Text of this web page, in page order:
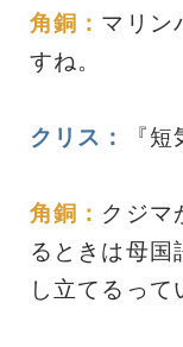
角銅： マリン
すね。
クリス： 『
角銅： クジマ
るときは母国
し立てるって